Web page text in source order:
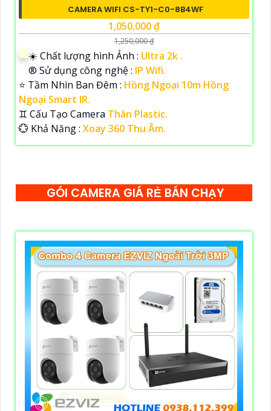
CAMERA WIFI CS-TY1-C0-8B4WF
1,050,000 ₫
1,250,000 ₫
☀️ Chất lượng hình Ảnh : Ultra 2k .
®️ Sử dụng công nghệ : IP Wifi.
⭐ Tầm Nhìn Ban Đêm : Hồng Ngoại 10m Hồng
Ngoại Smart IR.
♊ Cấu Tạo Camera Thân Plastic.
️💮 Khả Năng : Xoay 360 Thu Âm.
GÓI CAMERA GIÁ RẺ BÁN CHẠY